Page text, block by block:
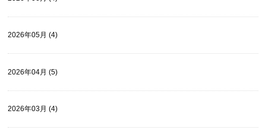
2026年05月 (4)
2026年04月 (5)
2026年03月 (4)